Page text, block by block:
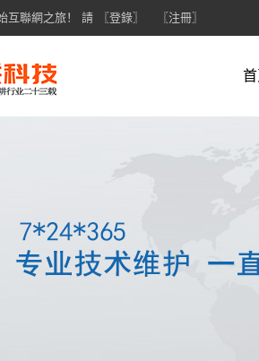
互聯網之旅！ 請 〖登錄〗 〖注冊〗